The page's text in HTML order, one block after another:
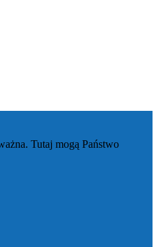
Tutaj mogą Państwo